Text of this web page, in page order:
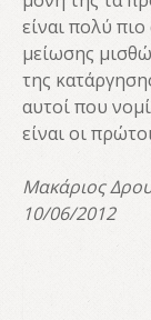
είναι πολύ
μείωσης
της
αυτοί που
είναι οι
Μακάριος
10/06/2012